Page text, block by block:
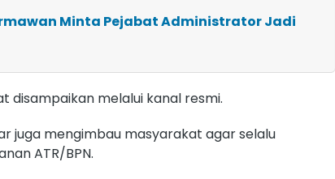
Minta Pejabat Administrator Jadi
disampaikan melalui kanal resmi.
juga mengimbau masyarakat agar selalu
ATR/BPN.